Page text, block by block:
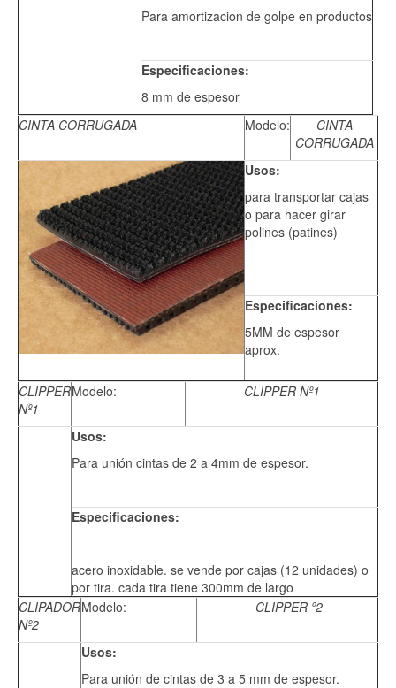
Para amortizacion de golpe en productos
Especificaciones:
8 mm de espesor
CINTA CORRUGADA
Modelo:
CINTA
CORRUGADA
Usos:
para transportar cajas
o para hacer girar
polines (patines)
Especificaciones:
5MM de espesor
aprox.
CLIPPER
Nº1
Modelo: CLIPPER Nº1
Usos:
Para unión cintas de 2 a 4mm de espesor.
Especificaciones:
acero inoxidable. se vende por cajas (12 unidades) o
por tira. cada tira tiene 300mm de largo
CLIPADOR
Nº2
Modelo: CLIPPER º2
Usos:
Para unión de cintas de 3 a 5 mm de espesor.